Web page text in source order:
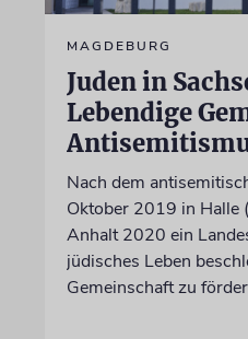
MAGDEBURG
Juden in
Lebendige
Nach dem
Oktober 2019 in Halle
Anhalt 2020 ein
jüdisches Leben
Gemeinschaft zu